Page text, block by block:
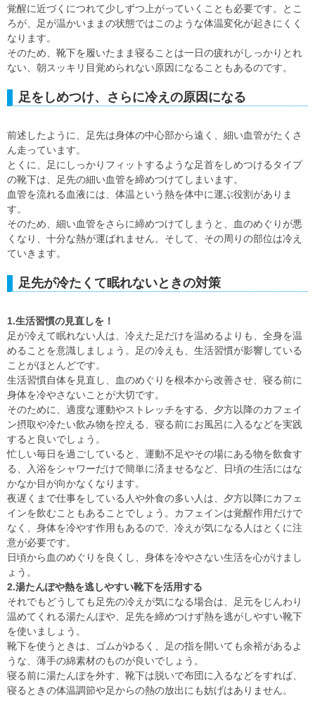
覚醒に近づくにつれて少しずつ上がっていくことも必要です。とこ
ろが、足が温かいままの状態ではこのような体温変化が起きにくく
なります。
そのため、靴下を履いたまま寝ることは一日の疲れがしっかりとれ
ない、朝スッキリ目覚められない原因になることもあるのです。
足をしめつけ、さらに冷えの原因になる
前述したように、足先は身体の中心部から遠く、細い血管がたくさ
ん走っています。
とくに、足にしっかりフィットするような足首をしめつけるタイプ
の靴下は、足先の細い血管を締めつけてしまいます。
血管を流れる血液には、体温という熱を体中に運ぶ役割がありま
す。
そのため、細い血管をさらに締めつけてしまうと、血のめぐりが悪
くなり、十分な熱が運ばれません。そして、その周りの部位は冷え
ていきます。
足先が冷たくて眠れないときの対策
1.生活習慣の見直しを！
足が冷えて眠れない人は、冷えた足だけを温めるよりも、全身を温
めることを意識しましょう。足の冷えも、生活習慣が影響している
ことがほとんどです。
生活習慣自体を見直し、血のめぐりを根本から改善させ、寝る前に
身体を冷やさないことが大切です。
そのために、適度な運動やストレッチをする、夕方以降のカフェイ
ン摂取や冷たい飲み物を控える、寝る前にお風呂に入るなどを実践
すると良いでしょう。
忙しい毎日を過ごしていると、運動不足やその場にある物を飲食す
る、入浴をシャワーだけで簡単に済ませるなど、日頃の生活にはな
かなか目が向かなくなります。
夜遅くまで仕事をしている人や外食の多い人は、夕方以降にカフェ
インを飲むこともあることでしょう。カフェインは覚醒作用だけで
なく、身体を冷やす作用もあるので、冷えが気になる人はとくに注
意が必要です。
日頃から血のめぐりを良くし、身体を冷やさない生活を心がけまし
ょう。
2.湯たんぽや熱を逃しやすい靴下を活用する
それでもどうしても足先の冷えが気になる場合は、足元をじんわり
温めてくれる湯たんぽや、足先を締めつけず熱を逃がしやすい靴下
を使いましょう。
靴下を使うときは、ゴムがゆるく、足の指を開いても余裕があるよ
うな、薄手の綿素材のものが良いでしょう。
寝る前に湯たんぽを外す、靴下は脱いで布団に入るなどをすれば、
寝るときの体温調節や足からの熱の放出にも妨げはありません。